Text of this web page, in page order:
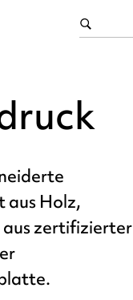
aus Holz,
zertifizierter